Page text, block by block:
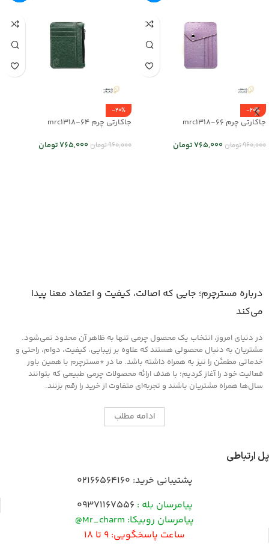
-20%
جاکارتی چرم mrc1318-66
960,000تومان765,000تومان
-20%
جاکارتی چرم mrc1318-64
960,000تومان765,000تومان
درباره مسترچرم؛ جایی که اصالت، کیفیت و اعتماد معنا پیدا
می‌کند
در دنیای امروز، انتخاب یک محصول چرمی تنها به ظاهر آن محدود نمی‌شود.
مشتریان به دنبال محصولی هستند که علاوه بر زیبایی، کیفیت، دوام، راحتی و
خدماتی مطمئن را نیز به همراه داشته باشد. ما در *مسترچرم با همین باور
فعالیت خود را آغاز کردیم؛ با هدف ارائه محصولات چرمی طبیعی که بتوانند
سال‌ها همراه مشتریان باشند و تجربه‌ای متفاوت از خرید را رقم بزنند.
ادامه مطلب
پل ارتباطی
پشتیبانی خرید: 02166564160
پیامرسان بله : 09371167556
پیامرسان روبیکا: Mr_charm@
ساعت پاسخگویی: 9 تا 18